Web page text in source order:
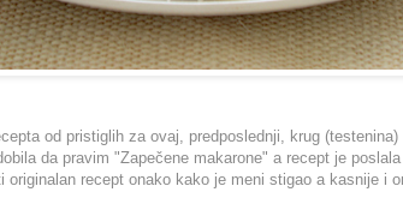
od pristiglih za ovaj, predposlednji, krug (testenina)
da pravim "Zapečene makarone" a recept je
originalan recept onako kako je meni stigao a kasnije i